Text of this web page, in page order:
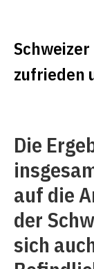
zufrieden
Die
auf die
der
sich